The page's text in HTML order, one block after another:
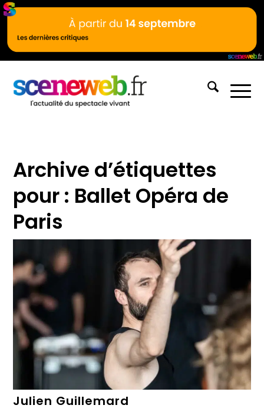
Archive d’étiquettes
pour : Ballet Opéra de
Paris
Julien Guillemard